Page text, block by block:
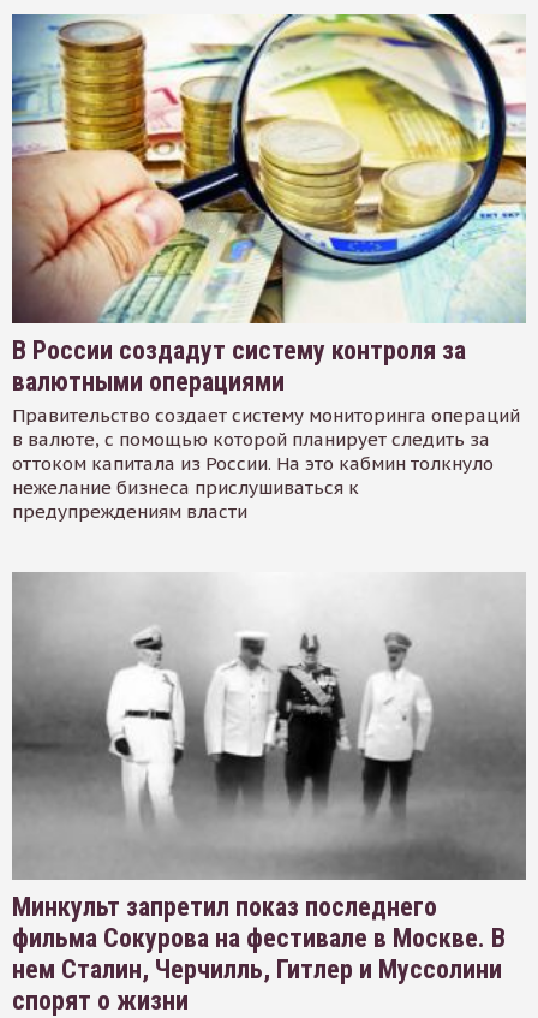
В России создадут систему контроля за
валютными операциями
Правительство создает систему мониторинга операций
в валюте, с помощью которой планирует следить за
оттоком капитала из России. На это кабмин толкнуло
нежелание бизнеса прислушиваться к
предупреждениям власти
Минкульт запретил показ последнего
фильма Сокурова на фестивале в Москве. В
нем Сталин, Черчилль, Гитлер и Муссолини
спорят о жизни